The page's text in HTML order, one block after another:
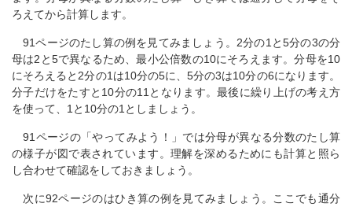
ろえてから計算します。
91ページのたし算の例を見てみましょう。2分の1と5分の3の分
母は2と5で異なるため、最小公倍数の10にそろえます。分母を10
にそろえると2分の1は10分の5に、5分の3は10分の6になります。
分子だけをたすと10分の11となります。最後に繰り上げの考え方
を使って、1と10分の1としましょう。
91ページの「やってみよう！」では分母が異なる分数のたし算
の様子が図で表されています。理解を深めるためにも計算と照ら
し合わせて確認をしておきましょう。
次に92ページのはひき算の例を見てみましょう。ここでも通分